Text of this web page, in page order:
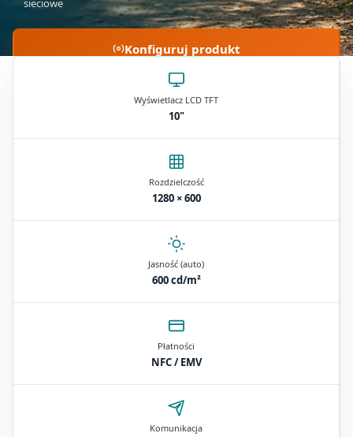
Konfiguruj produkt
Wyświetlacz LCD TFT
10"
Rozdzielczość
1280 × 600
Jasność (auto)
600 cd/m²
Płatności
NFC / EMV
Komunikacja